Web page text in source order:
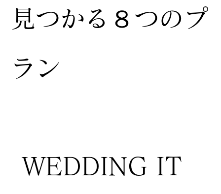
見つかる８つのプ
ラン
WEDDING IT